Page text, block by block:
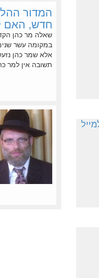
חדש, האם
שאלה מר כהן
במקומה עשר
אלא שמר כהן
תשובה אין למר